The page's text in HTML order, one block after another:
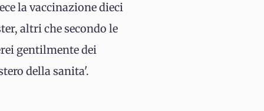
la vaccinazione dieci
altri che secondo le
gentilmente dei
della sanita'.